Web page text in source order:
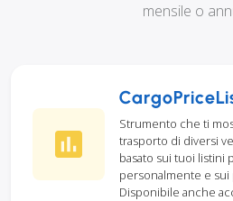
mensile o
Strumento che ti
trasporto di diversi
basato sui tuoi listini
personalmente e
Disponibile anche